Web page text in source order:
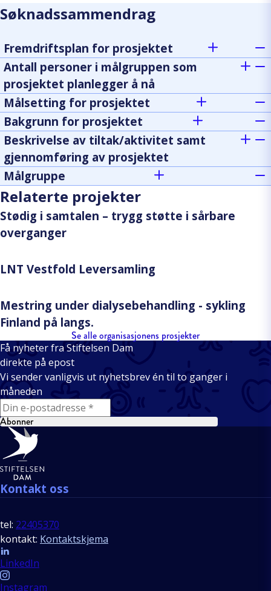
Søknadssammendrag
Fremdriftsplan for prosjektet
Antall personer i målgruppen som
prosjektet planlegger å nå
Målsetting for prosjektet
Bakgrunn for prosjektet
Beskrivelse av tiltak/aktivitet samt
gjennomføring av prosjektet
Målgruppe
Relaterte projekter
Stødig i samtalen – trygg støtte i sårbare
overganger
LNT Vestfold Leversamling
Mestring under dialysebehandling - sykling
Finland på langs.
Se alle organisasjonens prosjekter
Få nyheter fra Stiftelsen Dam
direkte på epost
Vi sender vanligvis ut nyhetsbrev én til to ganger i
måneden
E-mail
Abonner
Bunntekst
Kontakt oss
tel: 22405370
kontakt: Kontaktskjema
Follow us
LinkedIn
Instagram